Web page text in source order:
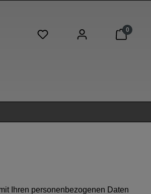
Du hast 0 Produkte auf
0
Ihren personenbezogenen Daten